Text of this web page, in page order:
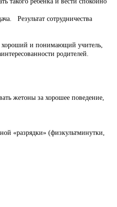
Результат сотрудничества
хороший и понимающий учитель,
родителей.
жетоны за хорошее поведение,
«разрядки» (физкультминутки,